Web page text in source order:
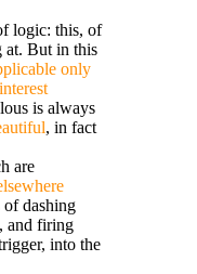
logic: this, of
at. But in this
only
is always
, in fact
are
of dashing
and firing
into the